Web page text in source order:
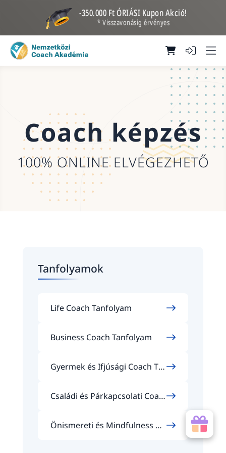
-350.000 Ft ÓRIÁSI Kupon Akció!
* Visszavonásig érvényes
Coach képzés
100% ONLINE ELVÉGEZHETŐ
Tanfolyamok
Life Coach Tanfolyam
Business Coach Tanfolyam
Gyermek és Ifjúsági Coach Ta
Családi és Párkapcsolati Coac
Önismereti és Mindfulness Co